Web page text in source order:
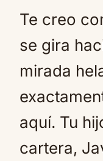
Te creo
se gira
mirada
aquí. Tu
cartera,